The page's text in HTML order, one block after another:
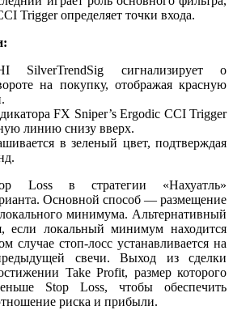
Trigger определяет точки входа.
SilverTrendSig сигнализирует о
на покупку, отображая красную
FX Sniper’s Ergodic CCI Trigger
линию снизу вверх.
в зеленый цвет, подтверждая
Loss в стратегии «Нахуатль»
Основной способ — размещение
минимума. Альтернативный
если локальный минимум находится
случае стоп-лосс устанавливается на
свечи. Выход из сделки
Take Profit, размер которого
Stop Loss, чтобы обеспечить
риска и прибыли.